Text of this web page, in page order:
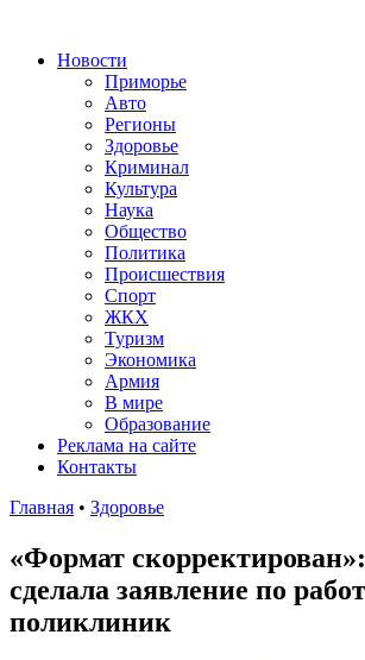
Новости
Приморье
Авто
Регионы
Здоровье
Криминал
Культура
Наука
Общество
Политика
Происшествия
Спорт
ЖКХ
Туризм
Экономика
Армия
В мире
Образование
Реклама на сайте
Контакты
Главная • Здоровье
«Формат
сделала заявление по
поликлиник